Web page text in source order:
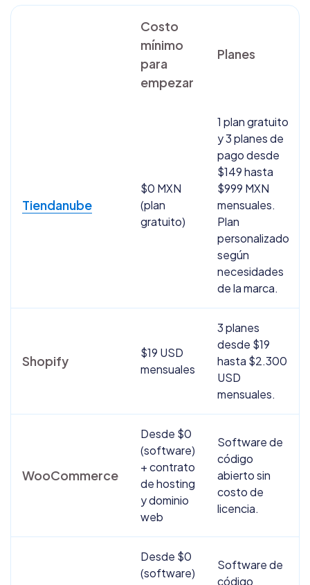
Costo
mínimo
para
empezar
Planes
Tiendanube
$0 MXN
(plan
gratuito)
1 plan gratuito
y 3 planes de
pago desde
$149 hasta
$999 MXN
mensuales.
Plan
personalizado
según
necesidades
de la marca.
Shopify
$19 USD
mensuales
3 planes
desde $19
hasta $2.300
USD
mensuales.
WooCommerce
Desde $0
(software)
+ contrato
de hosting
y dominio
web
Software de
código
abierto sin
costo de
licencia.
Desde $0
(software)
Software de
código